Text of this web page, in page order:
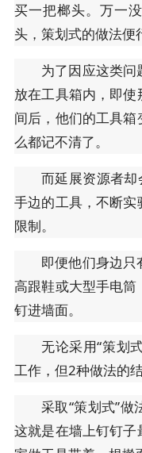
买一把榔头。万一
头，策划式的做法便
为了因应这类
放在工具箱内，即
间后，他们的工具
么都记不清了。
而延展资源者却
手边的工具，不断
限制。
即便他们身边只
高跟鞋或大型手电
钉进墙面。
无论采用“策划
工作，但2种做法的
采取“策划式”
这就是在墙上钉钉